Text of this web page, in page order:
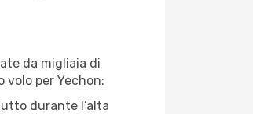
da migliaia di
volo per Yechon:
durante l’alta